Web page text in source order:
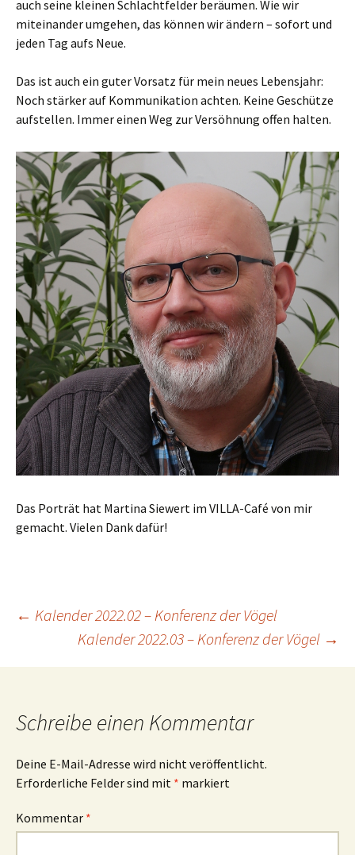
auch seine kleinen Schlachtfelder beräumen. Wie wir
miteinander umgehen, das können wir ändern – sofort und
jeden Tag aufs Neue.
Das ist auch ein guter Vorsatz für mein neues Lebensjahr:
Noch stärker auf Kommunikation achten. Keine Geschütze
aufstellen. Immer einen Weg zur Versöhnung offen halten.
Das Porträt hat Martina Siewert im VILLA-Café von mir
gemacht. Vielen Dank dafür!
Beitragsnavigation
← Kalender 2022.02 – Konferenz der Vögel
Kalender 2022.03 – Konferenz der Vögel →
Schreibe einen Kommentar
Deine E-Mail-Adresse wird nicht veröffentlicht.
Erforderliche Felder sind mit * markiert
Kommentar *